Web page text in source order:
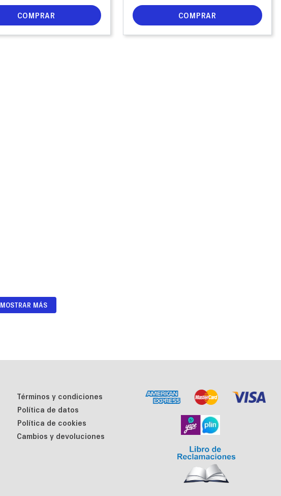
COMPRAR COMPRAR
MOSTRAR MÁS
Términos y condiciones
Política de datos
Política de cookies
Cambios y devoluciones